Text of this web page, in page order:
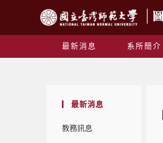
最新消息 系所簡介
最新消息
教務訊息